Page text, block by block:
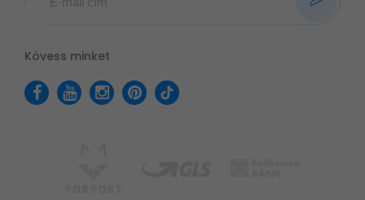
Kövess minket